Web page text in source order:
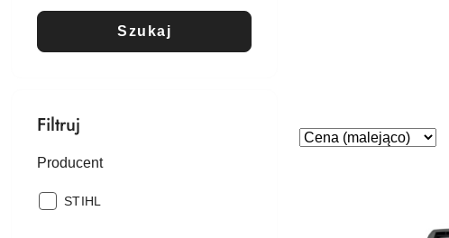
Szukaj
Filtruj
Producent
Producent:
STIHL
Zastosowano
Sortuj